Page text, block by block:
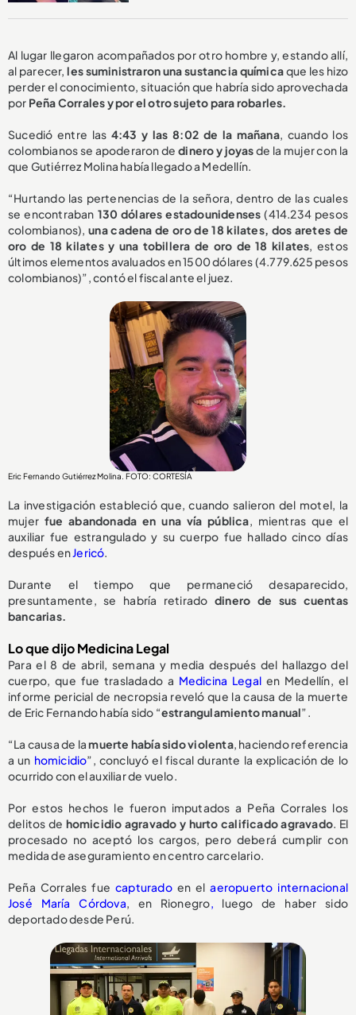
Al lugar llegaron acompañados por otro hombre y, estando allí,
al parecer,les suministraron una sustancia químicaque les hizo
perder el conocimiento, situación que habría sido aprovechada
por Peña Corrales y por el otro sujeto para robarles.
Sucedió entre las 4:43 y las 8:02 de la mañana, cuando los
colombianos se apoderaron dedinero y joyasde la mujer con la
que Gutiérrez Molina había llegado a Medellín.
“Hurtando las pertenencias de la señora, dentro de las cuales
se encontraban 130 dólares estadounidenses (414.234 pesos
colombianos),una cadena de oro de 18 kilates, dos aretes de
oro de 18 kilates y una tobillera de oro de 18 kilates , estos
últimos elementos avaluados en 1500 dólares (4.779.625 pesos
colombianos)”, contó el fiscal ante el juez.
Eric Fernando Gutiérrez Molina. FOTO: CORTESÍA
La investigación estableció que, cuando salieron del motel, la
mujer fue abandonada en una vía pública , mientras que el
auxiliar fue estrangulado y su cuerpo fue hallado cinco días
después en Jericó
Durante el tiempo que permaneció desaparecido,
presuntamente, se habría retirado dinero de sus cuentas
bancarias.
Lo que dijo Medicina Legal
Para el 8 de abril, semana y media después del hallazgo del
cuerpo, que fue trasladado a Medicina Legal en Medellín, el
informe pericial de necropsia reveló que la causa de la muerte
de Eric Fernando había sido “estrangulamiento manual”.
“La causa de lamuerte había sido violenta, haciendo referencia
a un homicidio”, concluyó el fiscal durante la explicación de lo
ocurrido con el auxiliar de vuelo.
Por estos hechos le fueron imputados a Peña Corrales los
delitos de homicidio agravado y hurto calificado agravado. El
procesado no aceptó los cargos, pero deberá cumplir con
medida de aseguramiento en centro carcelario.
Peña Corrales fue capturadoen elaeropuerto internacional
José María Córdova , en Rionegro
luego de haber sido
deportado desde Perú.